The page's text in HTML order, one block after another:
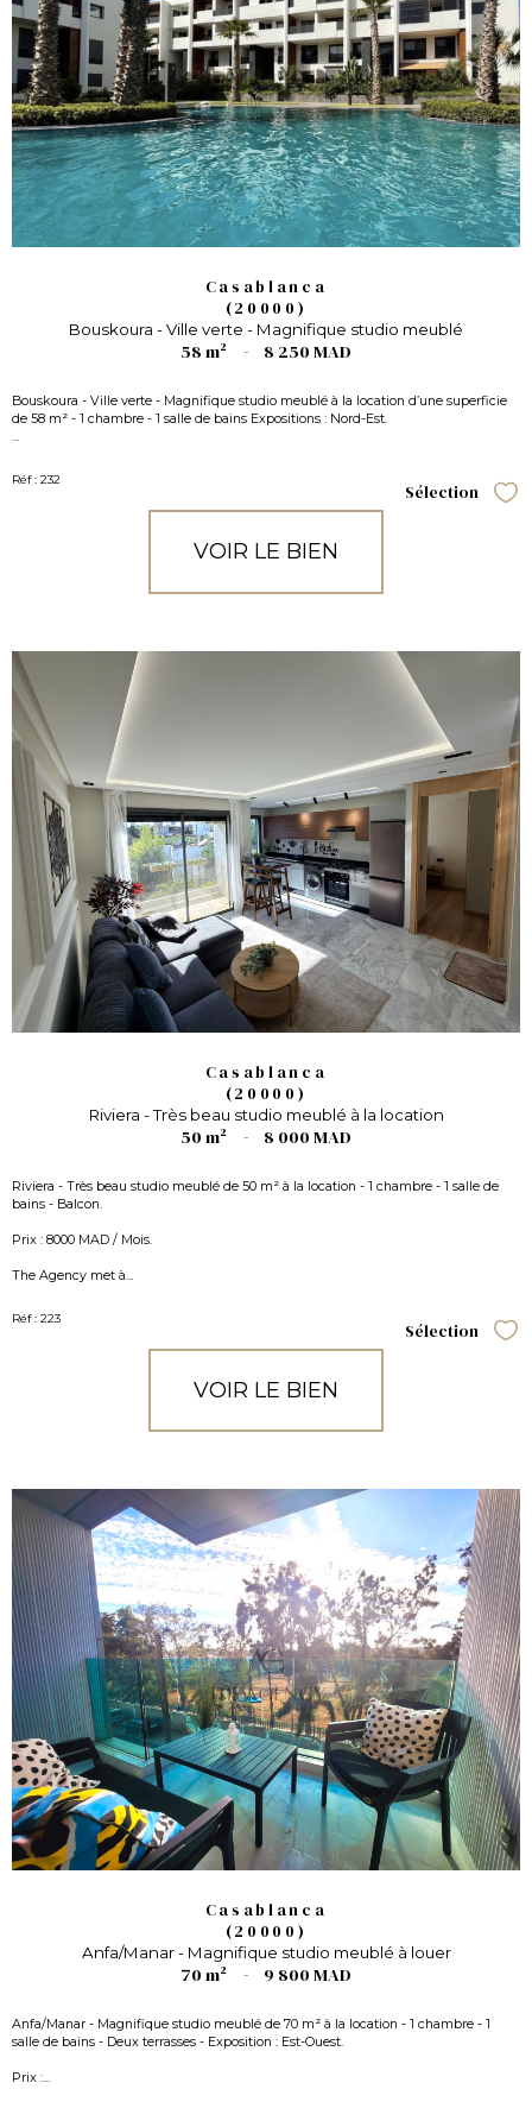
Casablanca
(20000)
Bouskoura - Ville verte - Magnifique studio meublé
58 m² - 8 250 MAD
Bouskoura - Ville verte - Magnifique studio meublé à la location d’une superficie
de 58 m² - 1 chambre - 1 salle de bains Expositions : Nord-Est.
...
Réf : 232
Sélection
VOIR LE BIEN
Casablanca
(20000)
Riviera - Très beau studio meublé à la location
50 m² - 8 000 MAD
Riviera - Très beau studio meublé de 50 m² à la location - 1 chambre - 1 salle de
bains - Balcon.
Prix : 8000 MAD / Mois.
The Agency met à...
Réf : 223
Sélection
VOIR LE BIEN
Casablanca
(20000)
Anfa/Manar - Magnifique studio meublé à louer
70 m² - 9 800 MAD
Anfa/Manar - Magnifique studio meublé de 70 m² à la location - 1 chambre - 1
salle de bains - Deux terrasses - Exposition : Est-Ouest.
Prix :...